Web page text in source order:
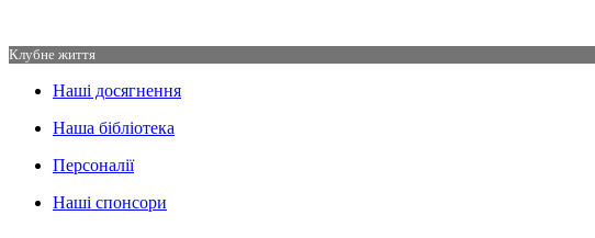
Клубне життя
Наші досягнення
Наша бібліотека
Персоналії
Наші спонсори